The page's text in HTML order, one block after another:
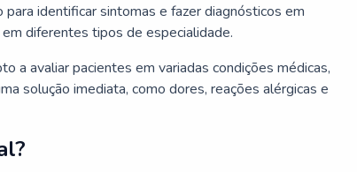
identificar sintomas e fazer diagnósticos em
diferentes tipos de especialidade.
a avaliar pacientes em variadas condições médicas,
solução imediata, como dores, reações alérgicas e